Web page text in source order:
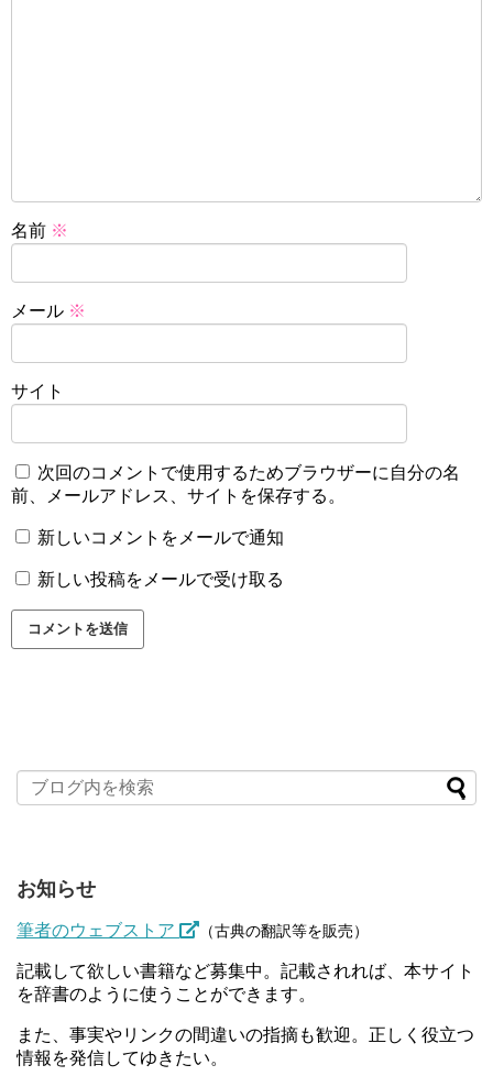
名前 ※
メール ※
サイト
次回のコメントで使用するためブラウザーに自分の名
前、メールアドレス、サイトを保存する。
新しいコメントをメールで通知
新しい投稿をメールで受け取る
お知らせ
筆者のウェブストア （古典の翻訳等を販売）
記載して欲しい書籍など募集中。記載されれば、本サイト
を辞書のように使うことができます。
また、事実やリンクの間違いの指摘も歓迎。正しく役立つ
情報を発信してゆきたい。